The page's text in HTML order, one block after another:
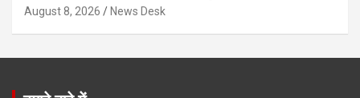
August 8, 2026 News Desk